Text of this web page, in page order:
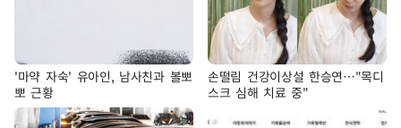
'마약 자숙' 유아인, 남사친과 볼뽀
뽀 근황
손떨림 건강이상설 한승연…"목디
스크 심해 치료 중"